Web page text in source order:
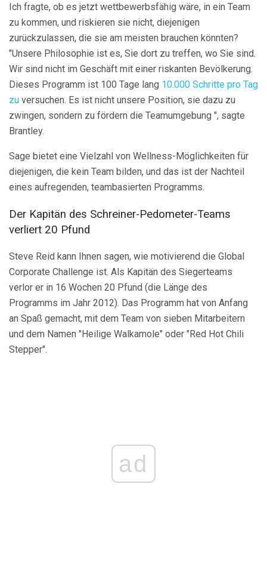
Ich fragte, ob es jetzt wettbewerbsfähig wäre, in ein Team
zu kommen, und riskieren sie nicht, diejenigen
zurückzulassen, die sie am meisten brauchen könnten?
"Unsere Philosophie ist es, Sie dort zu treffen, wo Sie sind.
Wir sind nicht im Geschäft mit einer riskanten Bevölkerung.
Dieses Programm ist 100 Tage lang 10.000 Schritte pro Tag
zu versuchen. Es ist nicht unsere Position, sie dazu zu
zwingen, sondern zu fördern die Teamumgebung ", sagte
Brantley.
Sage bietet eine Vielzahl von Wellness-Möglichkeiten für
diejenigen, die kein Team bilden, und das ist der Nachteil
eines aufregenden, teambasierten Programms.
Der Kapitän des Schreiner-Pedometer-Teams
verliert 20 Pfund
Steve Reid kann Ihnen sagen, wie motivierend die Global
Corporate Challenge ist. Als Kapitän des Siegerteams
verlor er in 16 Wochen 20 Pfund (die Länge des
Programms im Jahr 2012). Das Programm hat von Anfang
an Spaß gemacht, mit dem Team von sieben Mitarbeitern
und dem Namen "Heilige Walkamole" oder "Red Hot Chili
Stepper".
ad